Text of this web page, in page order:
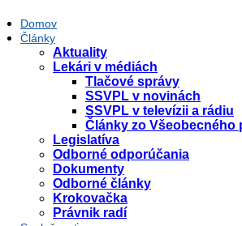
Domov
Články
Aktuality
Lekári v médiách
Tlačové správy
SSVPL v novinách
SSVPL v televízii a rádiu
Články zo Všeobecného
Legislatíva
Odborné odporúčania
Dokumenty
Odborné články
Krokovačka
Právnik radí